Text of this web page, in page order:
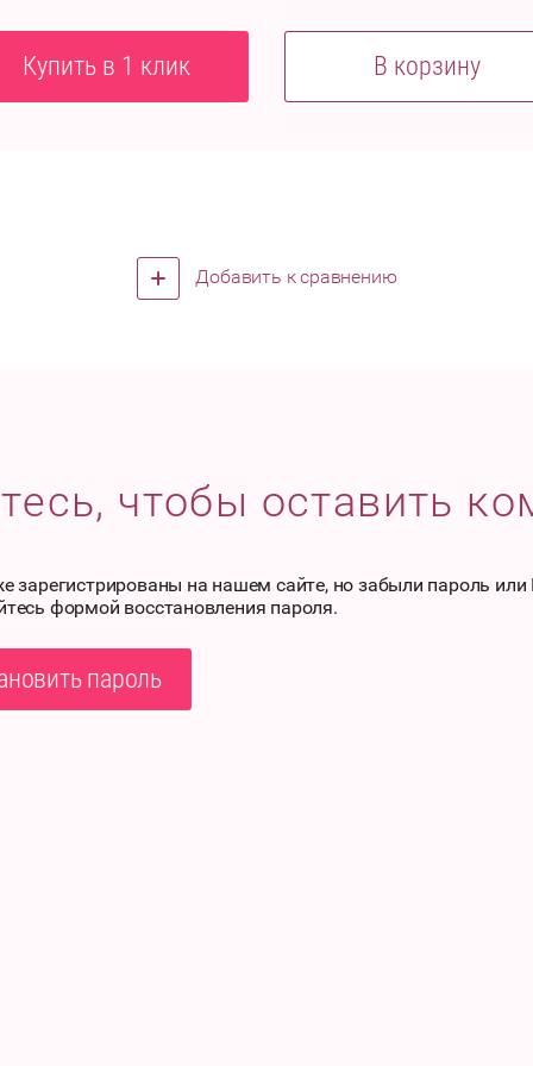
Купить в 1 клик В корзину
Добавить к сравнению
чтобы оставить
зарегистрированы на нашем сайте, но забыли пароль
формой восстановления пароля.
пароль